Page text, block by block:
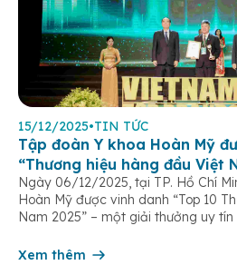
15/12/2025•TIN TỨC
Tập đoàn Y khoa Hoàn Mỹ
“Thương hiệu hàng đầu Việt
Ngày 06/12/2025, tại TP. Hồ Chí
Hoàn Mỹ được vinh danh “Top 10
Nam 2025” – một giải thưởng uy
cứu Phát triển Doanh nghiệp Châu Á
Xem thêm